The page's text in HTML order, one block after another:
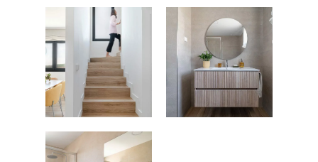
Retail
PRINTS
SOBRE MÍ
CONTACTO